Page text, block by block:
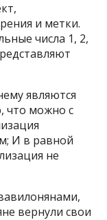
и метки.
числа 1, 2,
являются
что можно с
И в равной
не
вернули свои